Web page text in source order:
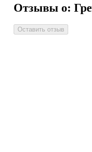
Отзывы о:
Оставить отзыв